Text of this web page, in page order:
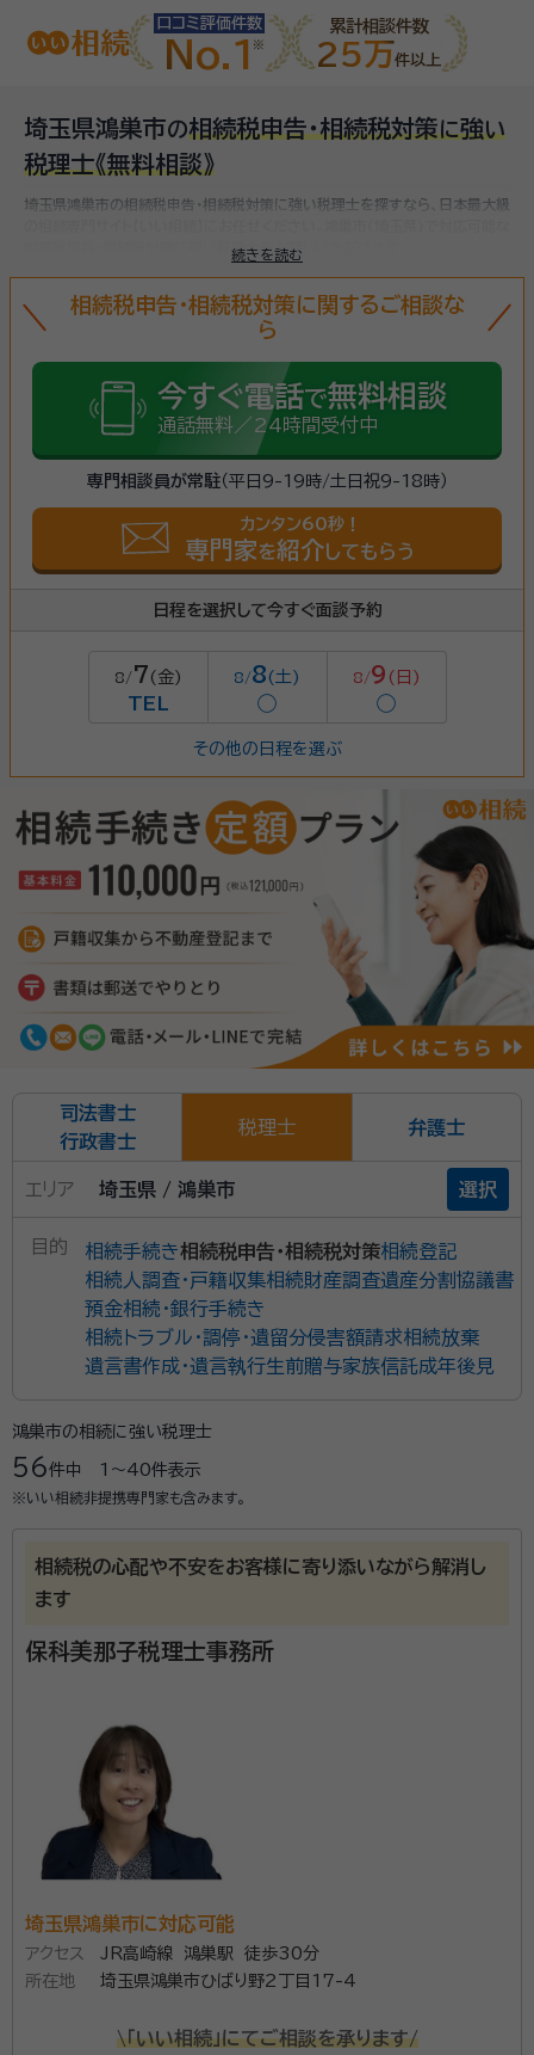
口コミ評価件数
No.1
累計相談件数
25万件以上
埼玉県鴻巣市の相続税申告・相続税対策に強い
税理士《無料相談》
続きを読む
埼玉県鴻巣市の相続税申告・相続税対策に強い税理士を探すなら、日本最大級
相続税申告・相続税対策に強い税理士をお探しいただけます。
相続税申告・相続税対策に関するご相談な
ら
今すぐ電話で無料相談
通話無料／24時間受付中
専門相談員が常駐（平日9-19時/土日祝9-18時）
カンタン60秒！
専門家を紹介 してもらう
日程を選択して今すぐ面談予約
8/7 (金)
TEL
8/8(土)
◯
8/9 (日)
◯
その他の日程を選ぶ
司法書士
行政書士
税理士 弁護士
エリア 埼玉県 / 鴻巣市 選択
目的 相続手続き相続税申告・相続税対策相続登記
相続人調査・戸籍収集相続財産調査遺産分割協議書
預金相続・銀行手続き
相続トラブル・調停・遺留分侵害額請求相続放棄
遺言書作成・遺言執行生前贈与家族信託成年後見
鴻巣市の相続に強い税理士
56件中 1〜40件表示
※いい相続非提携専門家も含みます。
相続税の心配や不安をお客様に寄り添いながら解消し
ます
保科美那子税理士事務所
埼玉県鴻巣市に対応可能
アクセス
JR高崎線 鴻巣駅 徒歩30分
所在地
埼玉県鴻巣市ひばり野2丁目17-4
\「いい相続」にてご相談を承ります/